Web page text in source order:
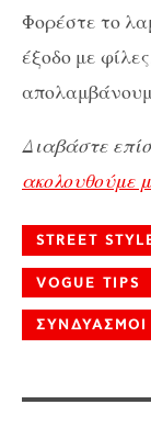
Φορέστε το
έξοδο με
Διαβάστε
ακολουθούμε
STREET
VOGUE TIPS
ΣΥΝΔΥΑΣΜΟΙ